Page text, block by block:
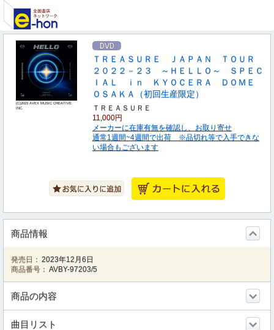
(C)2023 AVEX MUSIC CREATIVE
INC.
ＴＲＥＡＳＵＲＥ ＪＡＰＡＮ ＴＯＵＲ
２０２２－２３ ～ＨＥＬＬＯ～ ＳＰＥＣ
ＩＡＬ ｉｎ ＫＹＯＣＥＲＡ ＤＯＭＥ
ＯＳＡＫＡ（初回生産限定）
ＴＲＥＡＳＵＲＥ
11,000円
メーカーに在庫有無を確認し、お取り寄せ
通常1週間~4週間で出荷 ※品切れ等で入手できな
い場合もございます
商品情報
発売日： 2023年12月6日
商品番号： AVBY-97203/5
商品の内容
曲目リスト